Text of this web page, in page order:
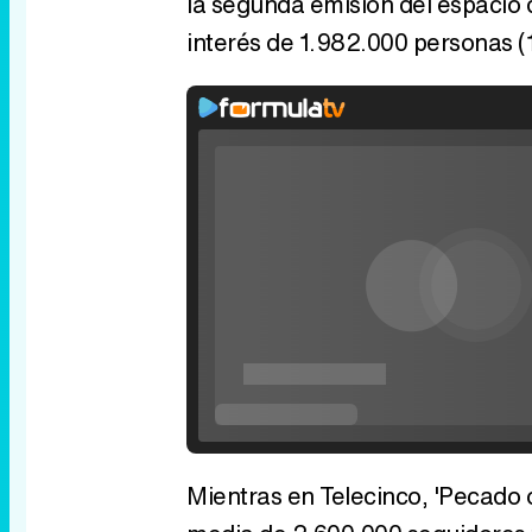
interés de 1.982.000 personas
Mientras en Telecinco,